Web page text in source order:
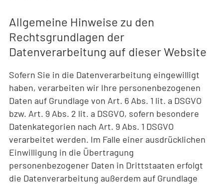
Allgemeine Hinweise zu den
Rechtsgrundlagen der
Datenverarbeitung auf dieser Website
Sofern Sie in die Datenverarbeitung eingewilligt
haben, verarbeiten wir Ihre personenbezogenen
Daten auf Grundlage von Art. 6 Abs. 1 lit. a DSGVO
bzw. Art. 9 Abs. 2 lit. a DSGVO, sofern besondere
Datenkategorien nach Art. 9 Abs. 1 DSGVO
verarbeitet werden. Im Falle einer ausdrücklichen
Einwilligung in die Übertragung
personenbezogener Daten in Drittstaaten erfolgt
die Datenverarbeitung außerdem auf Grundlage